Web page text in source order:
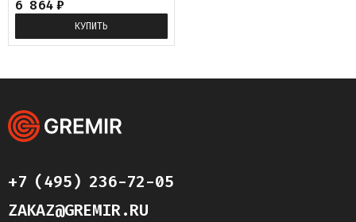
6 864₽
КУПИТЬ
+7 (495) 236-72-05
ZAKAZ@GREMIR.RU